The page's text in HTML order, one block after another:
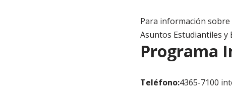
Para información
Asuntos Estudiantiles y
Programa
Teléfono:4365-7100